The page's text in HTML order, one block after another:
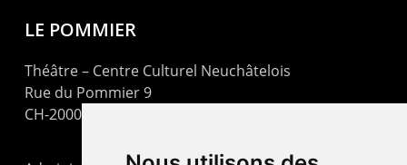
LE POMMIER
Théâtre – Centre Culturel Neuchâtelois
Rue du Pommier 9
CH-2000 Neuchâtel